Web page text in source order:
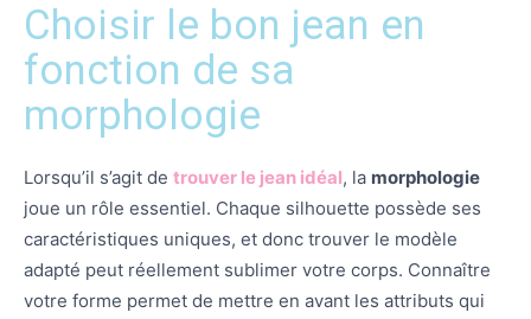
Choisir le bon jean en
fonction de sa
morphologie
Lorsqu’il s’agit de trouver le jean idéal, la morphologie
joue un rôle essentiel. Chaque silhouette possède ses
caractéristiques uniques, et donc trouver le modèle
adapté peut réellement sublimer votre corps. Connaître
votre forme permet de mettre en avant les attributs qui